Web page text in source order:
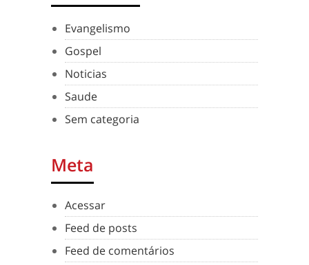
Evangelismo
Gospel
Noticias
Saude
Sem categoria
Meta
Acessar
Feed de posts
Feed de comentários